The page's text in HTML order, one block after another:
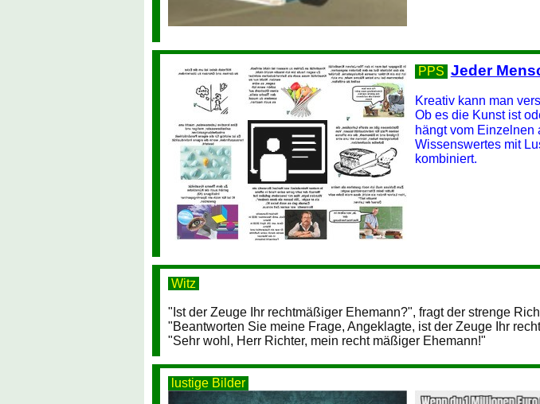
PPS Jeder
Kreativ kann man
Ob es die Kunst ist
hängt vom Einzelnen
Wissenswertes mit
kombiniert.
Witz
"Ist der Zeuge Ihr rechtmäßiger Ehemann?", fragt der strenge
"Beantworten Sie meine Frage, Angeklagte, ist der Zeuge Ihr
"Sehr wohl, Herr Richter, mein recht mäßiger Ehemann!"
lustige Bilder